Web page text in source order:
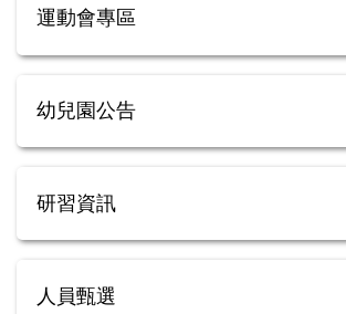
運動會專區
幼兒園公告
研習資訊
人員甄選